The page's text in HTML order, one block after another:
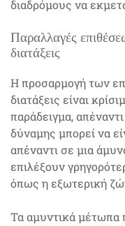
διαδρόμους να
Παραλλαγές
διατάξεις
Η προσαρμογή των
διατάξεις είναι
παράδειγμα,
δύναμης μπορεί να
απέναντι σε μια
επιλέξουν
όπως η εξωτερική
Τα αμυντικά μέτωπα